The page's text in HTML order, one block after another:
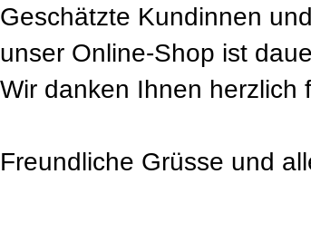
Geschätzte Kundinnen
unser Online-Shop ist
Wir danken Ihnen herzlich
Freundliche Grüsse und